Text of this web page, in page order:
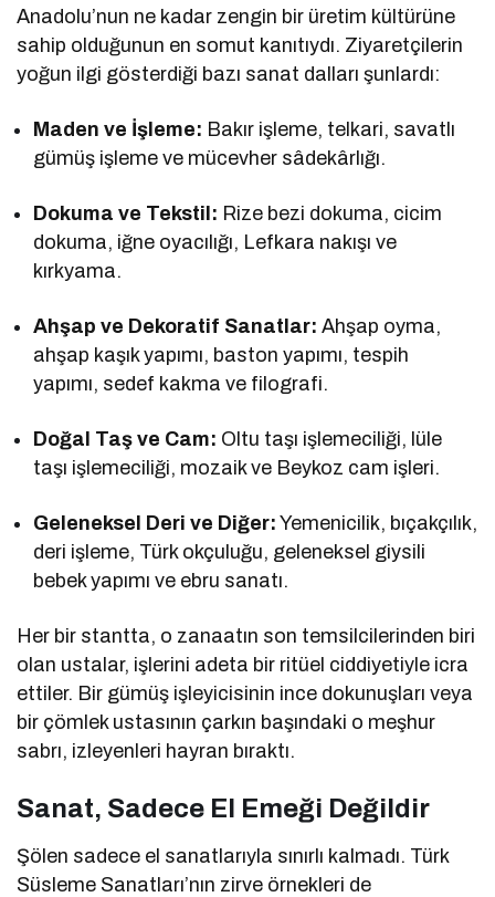
Anadolu’nun ne kadar zengin bir üretim kültürüne
sahip olduğunun en somut kanıtıydı. Ziyaretçilerin
yoğun ilgi gösterdiği bazı sanat dalları şunlardı:
Maden ve İşleme: Bakır işleme, telkari, savatlı
gümüş işleme ve mücevher sâdekârlığı.
Dokuma ve Tekstil: Rize bezi dokuma, cicim
dokuma, iğne oyacılığı, Lefkara nakışı ve
kırkyama.
Ahşap ve Dekoratif Sanatlar: Ahşap oyma,
ahşap kaşık yapımı, baston yapımı, tespih
yapımı, sedef kakma ve filografi.
Doğal Taş ve Cam: Oltu taşı işlemeciliği, lüle
taşı işlemeciliği, mozaik ve Beykoz cam işleri.
Geleneksel Deri ve Diğer: Yemenicilik, bıçakçılık,
deri işleme, Türk okçuluğu, geleneksel giysili
bebek yapımı ve ebru sanatı.
Her bir stantta, o zanaatın son temsilcilerinden biri
olan ustalar, işlerini adeta bir ritüel ciddiyetiyle icra
ettiler. Bir gümüş işleyicisinin ince dokunuşları veya
bir çömlek ustasının çarkın başındaki o meşhur
sabrı, izleyenleri hayran bıraktı.
Sanat, Sadece El Emeği Değildir
Şölen sadece el sanatlarıyla sınırlı kalmadı. Türk
Süsleme Sanatları’nın zirve örnekleri de